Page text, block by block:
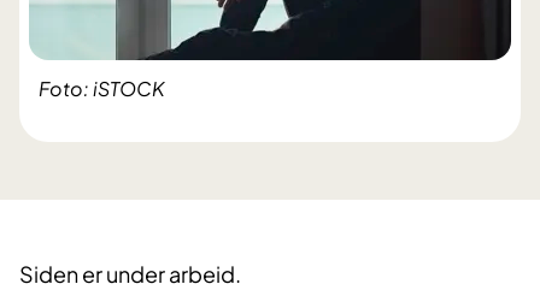
Foto: iSTOCK
Siden er under arbeid.